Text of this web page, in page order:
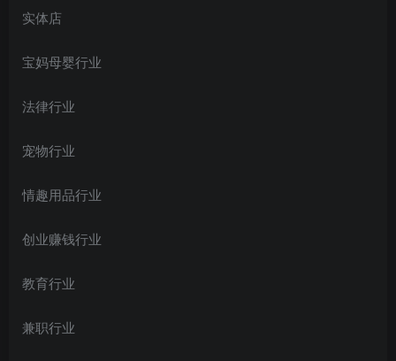
实体店
宝妈母婴行业
法律行业
宠物行业
情趣用品行业
创业赚钱行业
教育行业
兼职行业